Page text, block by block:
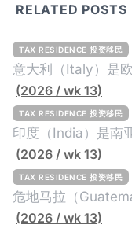
RELATED POSTS
TAX RESIDENCE 投资移民
意大利（Italy）是
计划。申请人必须
投资者签证： * 投资200万欧元意大利政府债券； * 投
资50万欧元意大利股票； * 投资25万欧
企业；或 * 向意大利公共利益项目捐赠100万欧元。 当
投资者在居留许可
在居留证到期日前
过五年的实际居留
(2026 / wk 13)
TAX RESIDENCE 投资移民
印度（India）是南
足特定的标准获得
请人透过外国直接投
人必须在18个月内
币）或36个月内投
(2026 / wk 13)
TAX RESIDENCE 投资移民
危地马拉（
证明被动收入或养
(2026 / wk 13)